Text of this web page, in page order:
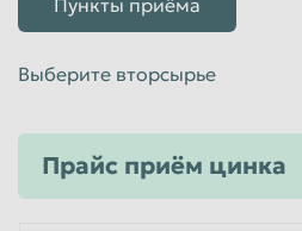
Выберите вторсырье
Прайс приём цинка